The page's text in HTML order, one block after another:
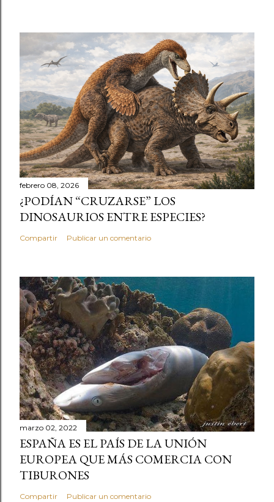
febrero 08, 2026
¿PODÍAN “CRUZARSE” LOS
DINOSAURIOS ENTRE ESPECIES?
Compartir Publicar un comentario
marzo 02, 2022
ESPAÑA ES EL PAÍS DE LA UNIÓN
EUROPEA QUE MÁS COMERCIA CON
TIBURONES
Compartir Publicar un comentario